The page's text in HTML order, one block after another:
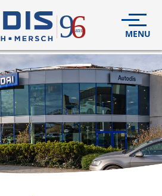
NEUFS
D'OCCASION
NOUS